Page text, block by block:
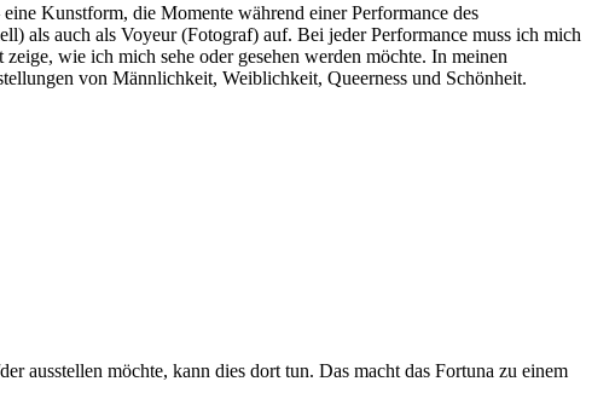
Kunstform, die Momente während einer Performance des
als auch als Voyeur (Fotograf) auf. Bei jeder Performance muss ich mich
wie ich mich sehe oder gesehen werden möchte. In meinen
von Männlichkeit, Weiblichkeit, Queerness und Schönheit.
ausstellen möchte, kann dies dort tun. Das macht das Fortuna zu einem